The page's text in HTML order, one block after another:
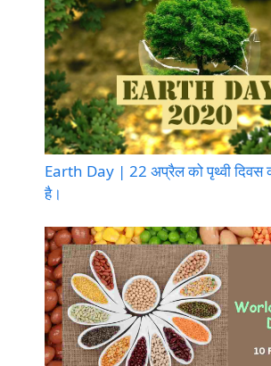
Earth Day | 22 अप्रैल को पृथ्वी दिवस
है।